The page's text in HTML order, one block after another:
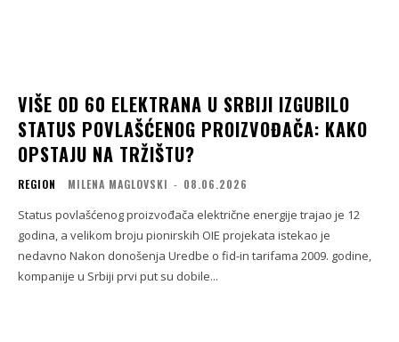
VIŠE OD 60 ELEKTRANA U SRBIJI IZGUBILO
STATUS POVLAŠĆENOG PROIZVOĐAČA: KAKO
OPSTAJU NA TRŽIŠTU?
REGION MILENA MAGLOVSKI - 08.06.2026
Status povlašćenog proizvođača električne energije trajao je 12
godina, a velikom broju pionirskih OIE projekata istekao je
nedavno Nakon donošenja Uredbe o fid-in tarifama 2009. godine,
kompanije u Srbiji prvi put su dobile...